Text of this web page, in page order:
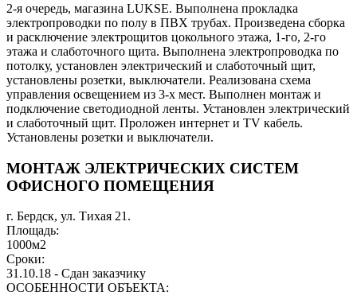
2-я очередь, магазина LUKSE. Выполнена прокладка
электропроводки по полу в ПВХ трубах. Произведена сборка
и расключение электрощитов цокольного этажа, 1-го, 2-го
этажа и слаботочного щита. Выполнена электропроводка по
потолку, установлен электрический и слаботочный щит,
установлены розетки, выключатели. Реализована схема
управления освещением из 3-х мест. Выполнен монтаж и
подключение светодиодной ленты. Установлен электрический
и слаботочный щит. Проложен интернет и TV кабель.
Установлены розетки и выключатели.
МОНТАЖ ЭЛЕКТРИЧЕСКИХ СИСТЕМ
ОФИСНОГО ПОМЕЩЕНИЯ
г. Бердск, ул. Тихая 21.
Площадь:
1000м2
Сроки:
31.10.18 - Сдан заказчику
ОСОБЕННОСТИ ОБЪЕКТА: